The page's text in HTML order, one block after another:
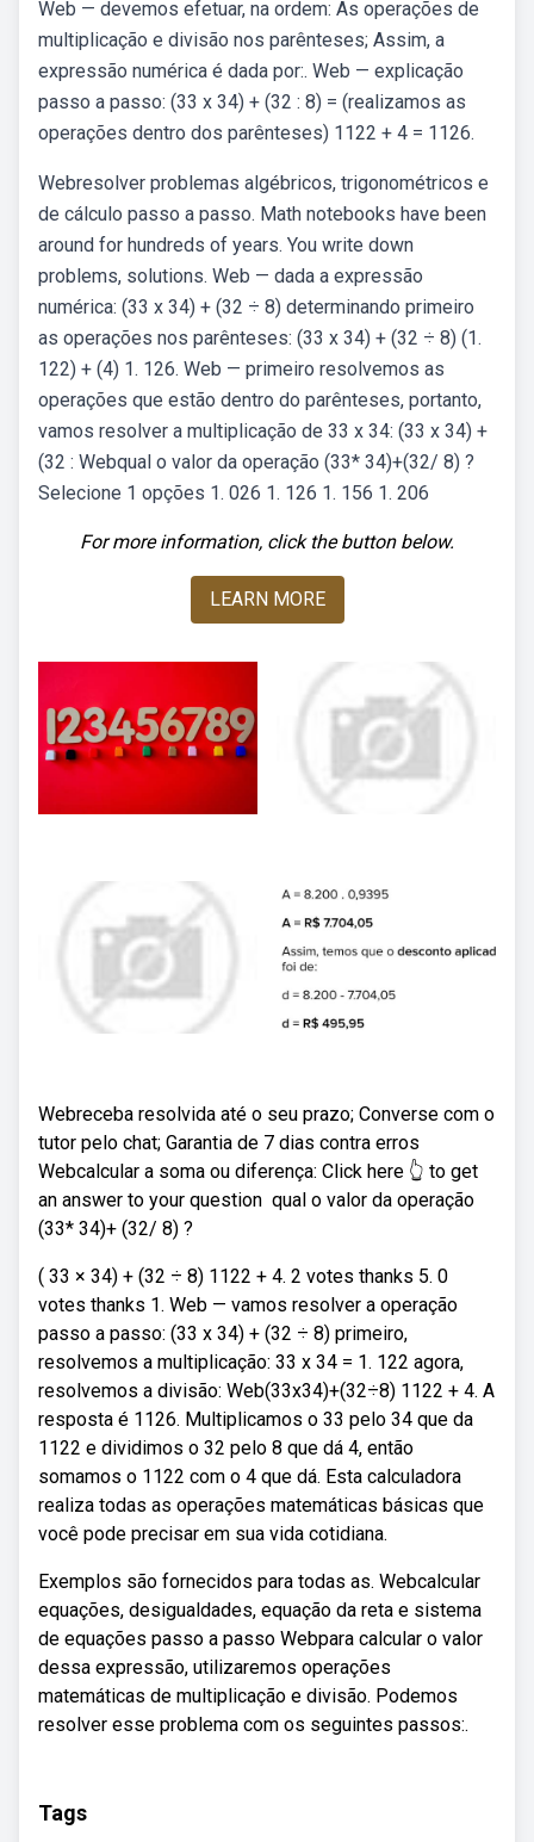
Web — devemos efetuar, na ordem: As operações de
multiplicação e divisão nos parênteses; Assim, a
expressão numérica é dada por:. Web — explicação
passo a passo: (33 x 34) + (32 : 8) = (realizamos as
operações dentro dos parênteses) 1122 + 4 = 1126.
Webresolver problemas algébricos, trigonométricos e
de cálculo passo a passo. Math notebooks have been
around for hundreds of years. You write down
problems, solutions. Web — dada a expressão
numérica: (33 x 34) + (32 ÷ 8) determinando primeiro
as operações nos parênteses: (33 x 34) + (32 ÷ 8) (1.
122) + (4) 1. 126. Web — primeiro resolvemos as
operações que estão dentro do parênteses, portanto,
vamos resolver a multiplicação de 33 x 34: (33 x 34) +
(32 : Webqual o valor da operação (33* 34)+(32/ 8) ?
Selecione 1 opções 1. 026 1. 126 1. 156 1. 206
For more information, click the button below.
LEARN MORE
Webreceba resolvida até o seu prazo; Converse com o
tutor pelo chat; Garantia de 7 dias contra erros
Webcalcular a soma ou diferença: Click here 👆 to get
an answer to your question ️ qual o valor da operação
(33* 34)+ (32/ 8) ?
( 33 × 34) + (32 ÷ 8) 1122 + 4. 2 votes thanks 5. 0
votes thanks 1. Web — vamos resolver a operação
passo a passo: (33 x 34) + (32 ÷ 8) primeiro,
resolvemos a multiplicação: 33 x 34 = 1. 122 agora,
resolvemos a divisão: Web(33x34)+(32÷8) 1122 + 4. A
resposta é 1126. Multiplicamos o 33 pelo 34 que da
1122 e dividimos o 32 pelo 8 que dá 4, então
somamos o 1122 com o 4 que dá. Esta calculadora
realiza todas as operações matemáticas básicas que
você pode precisar em sua vida cotidiana.
Exemplos são fornecidos para todas as. Webcalcular
equações, desigualdades, equação da reta e sistema
de equações passo a passo Webpara calcular o valor
dessa expressão, utilizaremos operações
matemáticas de multiplicação e divisão. Podemos
resolver esse problema com os seguintes passos:.
Tags